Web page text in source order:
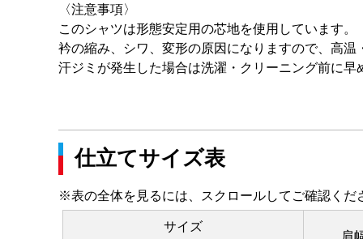
〈注意事項〉
このシャツは形態安定用の芯地を使用しています。
衿の縮み、シワ、変形の原因になりますので、高
汗ジミが発生した場合は洗濯・クリーニング前に
仕立てサイズ表
※表の全体を見るには、スクロールしてご確認くだ
サイズ
肩